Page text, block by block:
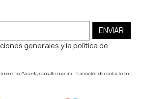
ENVIAR
generales y la política de
Para ello, consulte nuestra información de contacto en